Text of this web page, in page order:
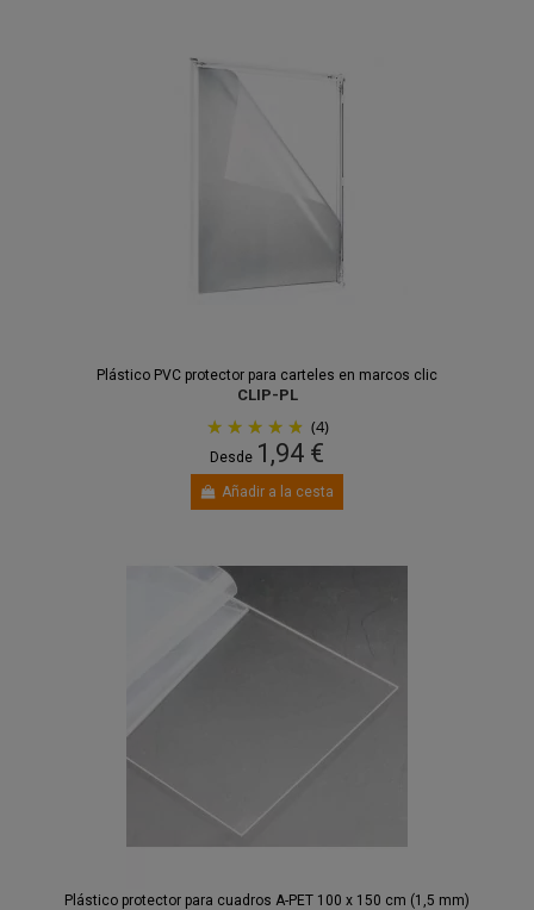
Plástico PVC protector para carteles en marcos clic
CLIP-PL
(4)
Desde 1,94 €
Añadir a la cesta
Plástico protector para cuadros A-PET 100 x 150 cm (1,5 mm)